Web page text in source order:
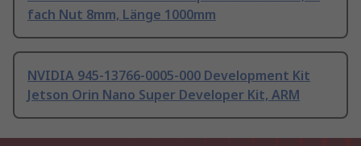
fach Nut 8mm, Länge 1000mm
NVIDIA 945-13766-0005-000 Development Kit
Jetson Orin Nano Super Developer Kit, ARM